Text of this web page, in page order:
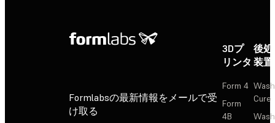
Formlabsの最新情報をメールで受
け取る
3Dプ
リンタ
Form 4
Form
4B
後
装置
Cure